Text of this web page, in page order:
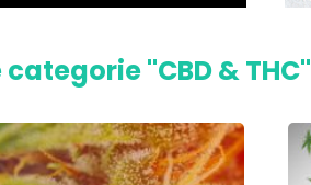
"CBD & THC"